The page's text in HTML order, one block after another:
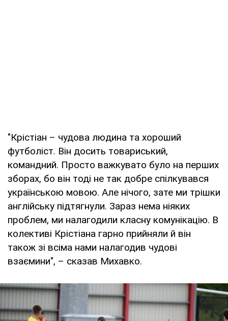
"Крістіан – чудова людина та хороший
футболіст. Він досить товариський,
командний. Просто важкувато було на перших
зборах, бо він тоді не так добре спілкувався
українською мовою. Але нічого, зате ми трішки
англійську підтягнули. Зараз нема ніяких
проблем, ми налагодили класну комунікацію. В
колективі Крістіана гарно прийняли й він
також зі всіма нами налагодив чудові
взаємини", – сказав Михавко.